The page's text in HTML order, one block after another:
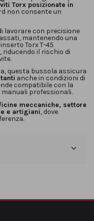
viti Torx posizionate in
non consente un
lavorare con precisione
mantenendo una
Torx T-45
, riducendo il rischio di
questa bussola assicura
anche in condizioni di
compatibile con la
professionali.
meccaniche, settore
e artigiani, dove